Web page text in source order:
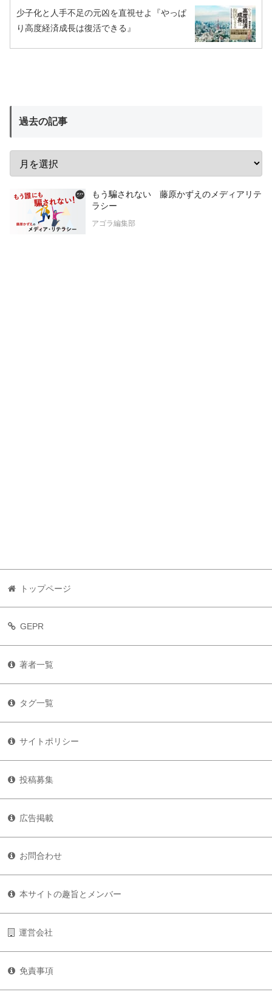
少子化と人手不足の元凶を直視せよ『やっぱ
り高度経済成長は復活できる』
過去の記事
もう騙されない 藤原かずえのメディアリテ
ラシー
アゴラ編集部
トップページ
GEPR
著者一覧
タグ一覧
サイトポリシー
投稿募集
広告掲載
お問合わせ
本サイトの趣旨とメンバー
運営会社
免責事項